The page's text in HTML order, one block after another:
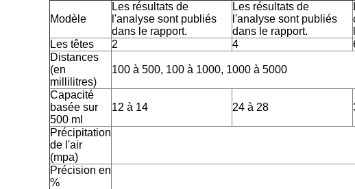
Modèle
Les résultats de
l'analyse sont publiés
dans le rapport.
Les résultats de
l'analyse sont publiés
dans le rapport.
Les têtes
2 4
Distances
(en
millilitres)
100 à 500, 100 à 1000, 1000 à 5000
Capacité
basée sur
500 ml
12 à 14 24 à 28
Précipitation
de l'air
(mpa)
Précision en
%